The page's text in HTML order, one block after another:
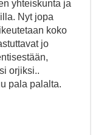
yhteiskunta ja
Nyt jopa
koko
jo
orjiksi..
pala palalta.